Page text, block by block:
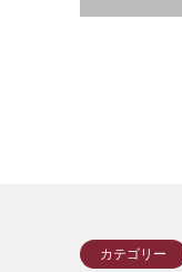
カテゴリー